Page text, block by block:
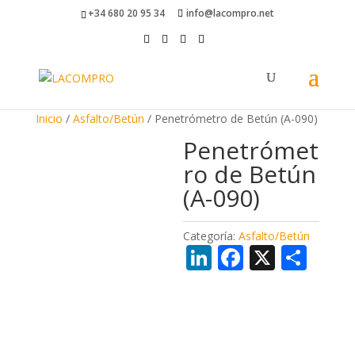
+34 680 20 95 34 info@lacompro.net
Inicio / Asfalto/Betún / Penetrómetro de Betún (A-090)
Penetrómet
ro de Betún
(A-090)
Categoría:Asfalto/Betún
Li F X